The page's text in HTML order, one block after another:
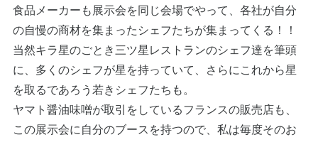
食品メーカーも展示会を同じ会場でやって、各社が自分
の自慢の商材を集まったシェフたちが集まってくる！！
当然キラ星のごとき三ツ星レストランのシェフ達を筆頭
に、多くのシェフが星を持っていて、さらにこれから星
を取るであろう若きシェフたちも。
ヤマト醤油味噌が取引をしているフランスの販売店も、
この展示会に自分のブースを持つので、私は毎度そのお